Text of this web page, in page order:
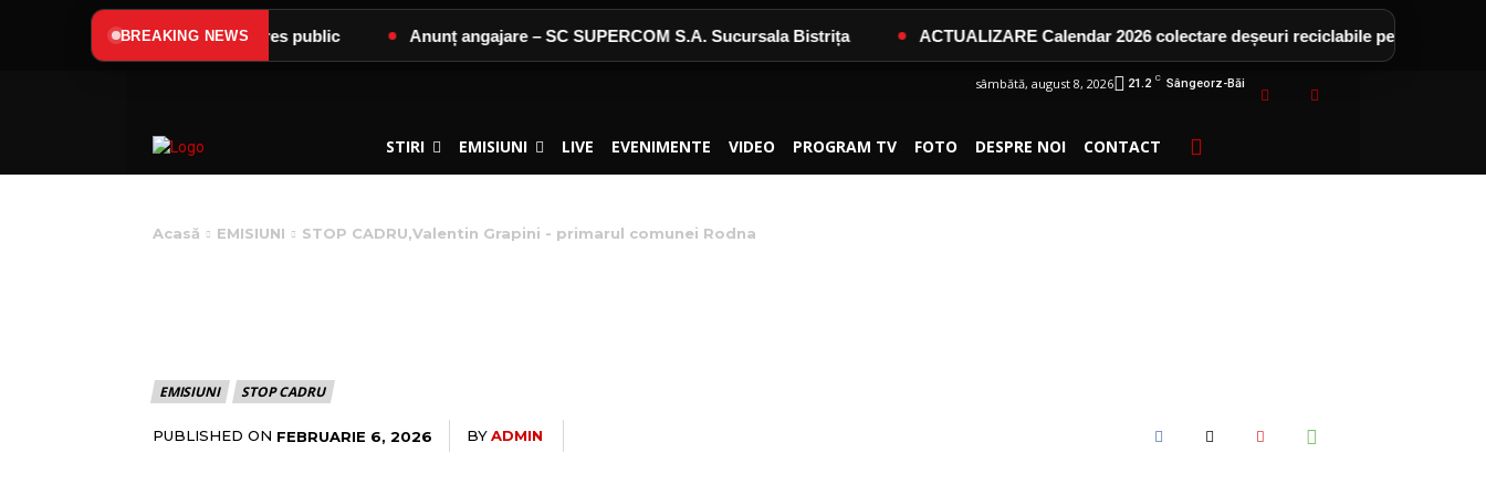
BREAKING NEWS
Anunț de interes public Anunț angajare – SC SUPERCOM S.A. Sucursala Bistrița ACTUALIZARE Calendar 2026 colectare deșeuri reciclabile pentru cartierele
sâmbătă, august 8, 2026 21.2 C Sângeorz-Băi
STIRI EMISIUNI LIVE EVENIMENTE VIDEO PROGRAM TV FOTO DESPRE NOI CONTACT
Acasă EMISIUNI STOP CADRU,Valentin Grapini - primarul comunei Rodna
EMISIUNI STOP CADRU
PUBLISHED ON FEBRUARIE 6, 2026 BYADMIN